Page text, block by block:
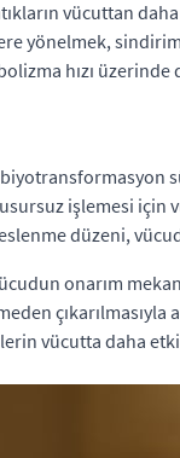
vücuttan
yönelmek,
hızı
işlemesi için
düzeni,
onarım
vücutta daha